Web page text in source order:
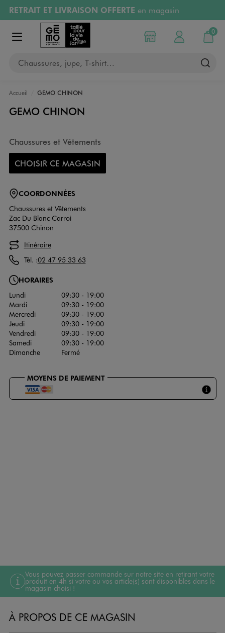
Aller au contenu principal
Aller à la navigation
RETRAIT ET LIVRAISON OFFERTE en magasin
Retours OFFERTSpendant 30 jours
PAYEZ EN 3x SANS FRAIS
RÉSERVATION GRATUITE
Afficher le menu
Chaussures, jupe, T-shirt…
Choisir mon magasin
Mon compte
0
Mon
Accueil GEMO CHINON
GEMO CHINON
Chaussures et Vêtements
CHOISIR CE MAGASIN
COORDONNÉES
Chaussures et Vêtements
Zac Du Blanc Carroi
37500 Chinon
Itinéraire
Tél. :02 47 95 33 63
HORAIRES
Lundi
09:30 - 19:00
Mardi
09:30 - 19:00
Mercredi
09:30 - 19:00
Jeudi
09:30 - 19:00
Vendredi
09:30 - 19:00
Samedi
09:30 - 19:00
Dimanche
Fermé
MOYENS DE PAIEMENT
Vous pouvez passer commande sur notre site en retirant votre
produit en 4h si votre ou vos article(s) sont disponibles dans le
magasin choisi !
À PROPOS DE CE MAGASIN